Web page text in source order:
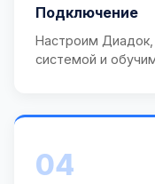
Подключение
Настроим Диадок,
системой и
04